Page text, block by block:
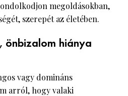
megoldásokban,
szerepét az életében.
önbizalom hiánya
vagy domináns
arról, hogy valaki